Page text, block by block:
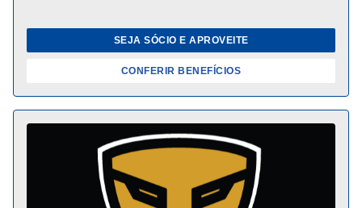
SEJA SÓCIO E APROVEITE
CONFERIR BENEFÍCIOS